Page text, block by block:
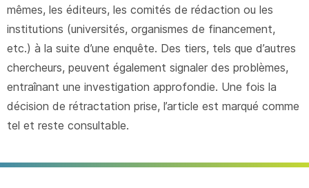
mêmes, les éditeurs, les comités de rédaction ou les
institutions (universités, organismes de financement,
etc.) à la suite d’une enquête. Des tiers, tels que d’autres
chercheurs, peuvent également signaler des problèmes,
entraînant une investigation approfondie. Une fois la
décision de rétractation prise, l’article est marqué comme
tel et reste consultable.